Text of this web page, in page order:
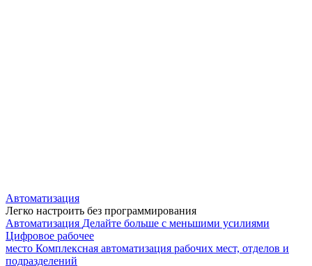
Автоматизация
Легко настроить без программирования
Автоматизация Делайте больше с меньшими усилиями
Цифровое рабочее
место Комплексная автоматизация рабочих мест, отделов и
подразделений